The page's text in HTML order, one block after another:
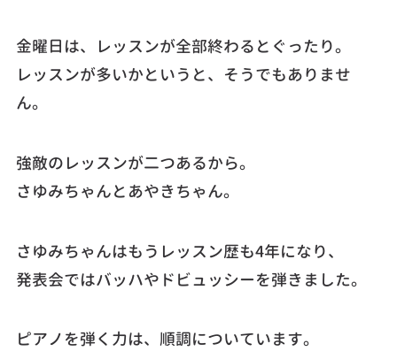
金曜日は、レッスンが全部終わるとぐったり。
レッスンが多いかというと、そうでもありませ
ん。
強敵のレッスンが二つあるから。
さゆみちゃんとあやきちゃん。
さゆみちゃんはもうレッスン歴も4年になり、
発表会ではバッハやドビュッシーを弾きました。
ピアノを弾く力は、順調についています。